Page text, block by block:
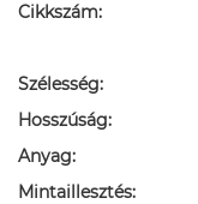
Cikkszám:
Szélesség:
Hosszúság:
Anyag:
Mintaillesztés: